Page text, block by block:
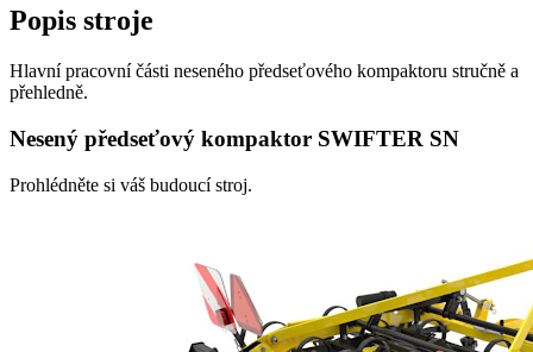
Popis stroje
Hlavní pracovní části neseného předseťového kompaktoru stručně a
přehledně.
Nesený předseťový kompaktor SWIFTER SN
Prohlédněte si váš budoucí stroj.